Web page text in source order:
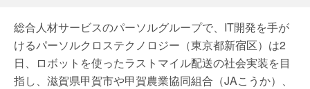
総合人材サービスのパーソルグループで、IT開発を手が
けるパーソルクロステクノロジー（東京都新宿区）は2
日、ロボットを使ったラストマイル配送の社会実装を目
指し、滋賀県甲賀市や甲賀農業協同組合（JAこうか）、